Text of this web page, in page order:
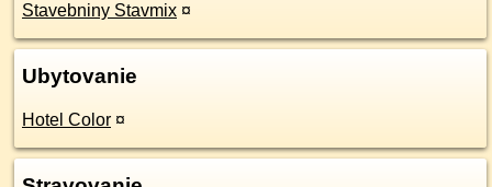
Stavebniny Stavmix ¤
Ubytovanie
Hotel Color ¤